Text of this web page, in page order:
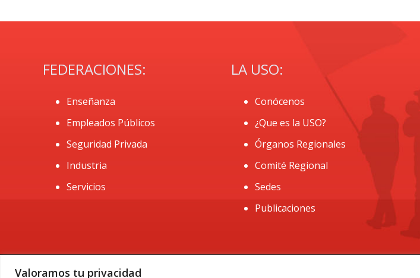
Valoramos tu privacidad
FEDERACIONES:
Enseñanza
Empleados Públicos
Seguridad Privada
Industria
Servicios
LA USO:
Conócenos
¿Que es la USO?
Órganos Regionales
Comité Regional
Sedes
Publicaciones